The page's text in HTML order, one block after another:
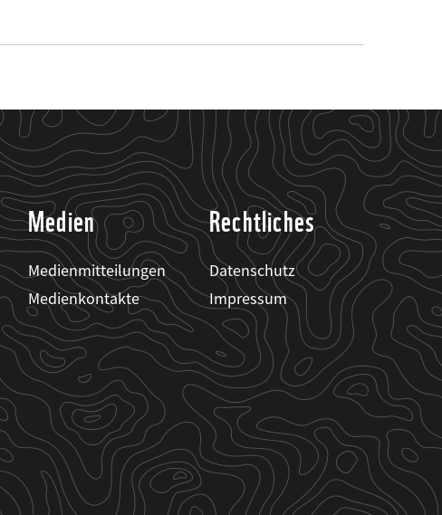
Medien
Medienmitteilungen
Medienkontakte
Rechtliches
Datenschutz
Impressum